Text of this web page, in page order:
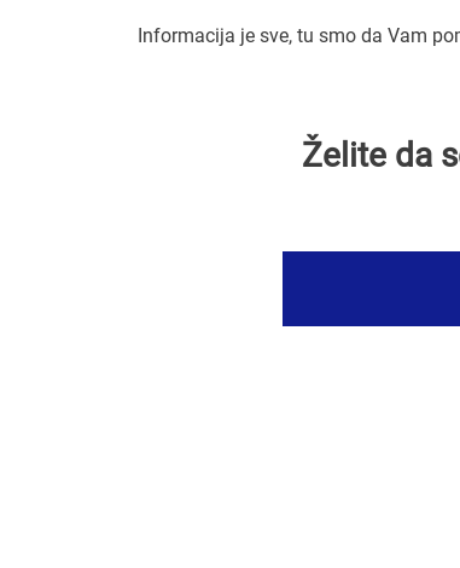
Informacija je sve, tu smo da Vam
Želite da